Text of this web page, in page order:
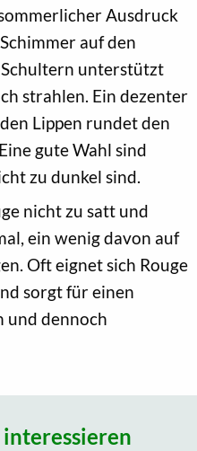
Ausdruck
auf den
unterstützt
strahlen. Ein dezenter
Lippen rundet den
gute Wahl sind
zu dunkel sind.
nicht zu satt und
ein wenig davon auf
Oft eignet sich Rouge
sorgt für einen
und dennoch
interessieren